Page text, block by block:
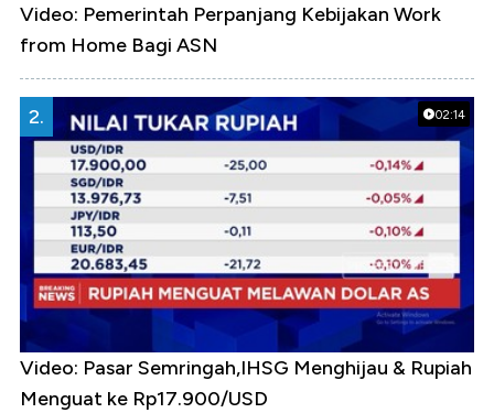
Video: Pemerintah Perpanjang Kebijakan Work
from Home Bagi ASN
02:14
2.
Video: Pasar Semringah,IHSG Menghijau & Rupiah
Menguat ke Rp17.900/USD